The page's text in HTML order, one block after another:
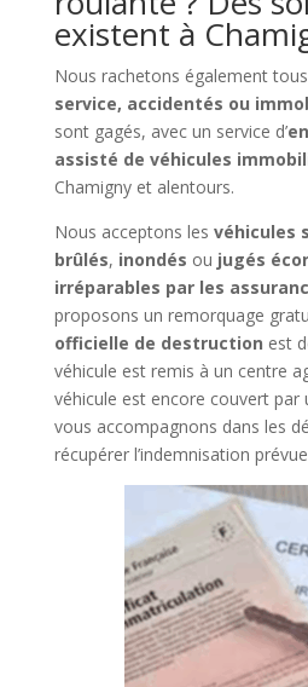
existent à
Nous rachetons également
service, accidentés ou
sont gagés, avec un service d’
assisté de véhicules
Chamigny et alentours.
Nous acceptons les véhicules
brûlés, inondés ou jugés
irréparables par les
proposons un remorquage
officielle de destruction est
véhicule est remis à un centre
véhicule est encore couvert par
vous accompagnons dans les
récupérer l’indemnisation